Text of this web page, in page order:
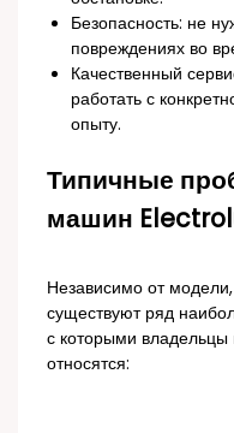
Безопасность: не
повреждениях во
Качественный
работать с
опыту.
Типичные
машин
Независимо от
существуют ряд
с которыми владельцы
относятся: